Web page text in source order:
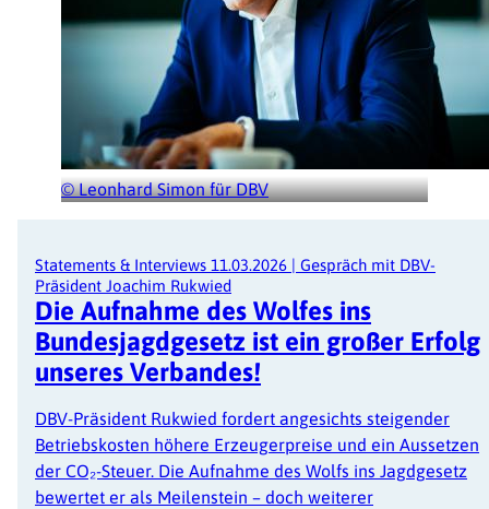
© Leonhard Simon für DBV
Statements & Interviews 11.03.2026 | Gespräch mit DBV-
Präsident Joachim Rukwied
Die Aufnahme des Wolfes ins
Bundesjagdgesetz ist ein großer Erfolg
unseres Verbandes!
DBV-Präsident Rukwied fordert angesichts steigender
Betriebskosten höhere Erzeugerpreise und ein Aussetzen
der CO₂-Steuer. Die Aufnahme des Wolfs ins Jagdgesetz
bewertet er als Meilenstein – doch weiterer